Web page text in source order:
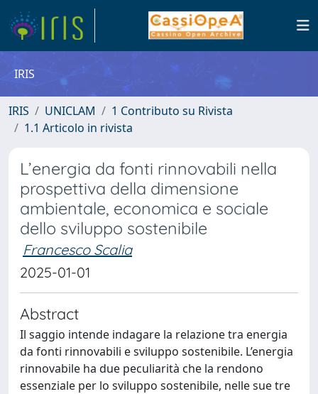
IRIS
IRIS UNICLAM
1 Contributo su Rivista
1.1 Articolo in rivista
L’energia da fonti rinnovabili nella
prospettiva della dimensione
ambientale, economica e sociale
dello sviluppo sostenibile
Francesco Scalia
2025-01-01
Abstract
Il saggio intende indagare la relazione tra energia
da fonti rinnovabili e sviluppo sostenibile. L’energia
rinnovabile ha due peculiarità che la rendono
essenziale per lo sviluppo sostenibile, nelle sue tre